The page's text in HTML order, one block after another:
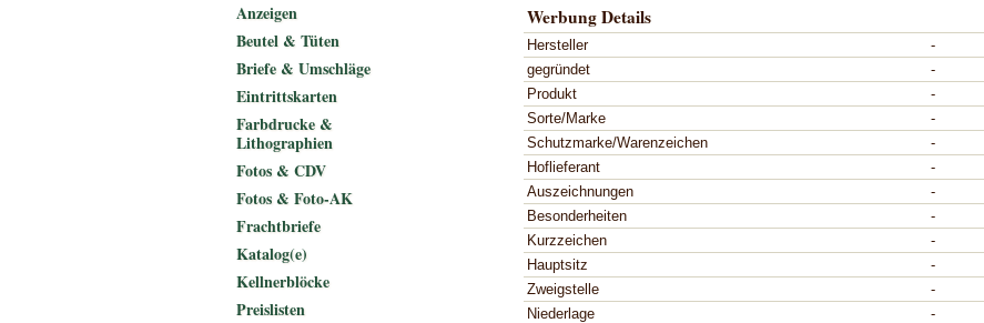
Werbung Details
Hersteller
-
gegründet
-
Produkt
-
Sorte/Marke
-
Schutzmarke/Warenzeichen
-
Hoflieferant
-
Auszeichnungen
-
Besonderheiten
-
Kurzzeichen
-
Hauptsitz
-
Zweigstelle
-
Niederlage
-
Anzeigen
Beutel & Tüten
Briefe & Umschläge
Eintrittskarten
Farbdrucke &
Lithographien
Fotos & CDV
Fotos & Foto-AK
Frachtbriefe
Katalog(e)
Kellnerblöcke
Preislisten